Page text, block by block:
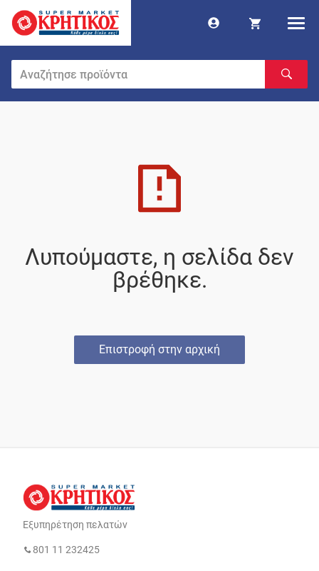
Λυπούμαστε, η σελίδα δεν
βρέθηκε.
Επιστροφή στην αρχική
Εξυπηρέτηση πελατών
801 11 232425